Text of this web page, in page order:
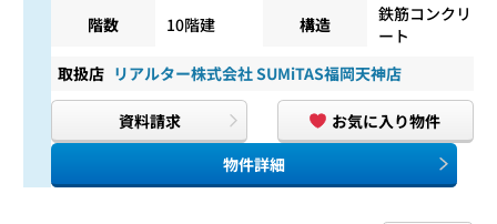
階数
10階建 構造
鉄筋コンクリ
ート
取扱店 リアルター株式会社 SUMiTAS福岡天神店
資料請求
お気に入り物件
物件詳細